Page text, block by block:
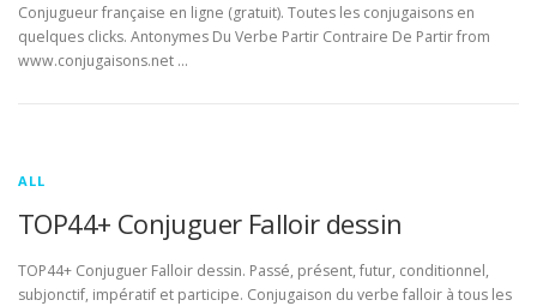
Conjugueur française en ligne (gratuit). Toutes les conjugaisons en
quelques clicks. Antonymes Du Verbe Partir Contraire De Partir from
www.conjugaisons.net …
ALL
TOP44+ Conjuguer Falloir dessin
TOP44+ Conjuguer Falloir dessin. Passé, présent, futur, conditionnel,
subjonctif, impératif et participe. Conjugaison du verbe falloir à tous les